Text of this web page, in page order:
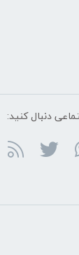
دنبال کنید: